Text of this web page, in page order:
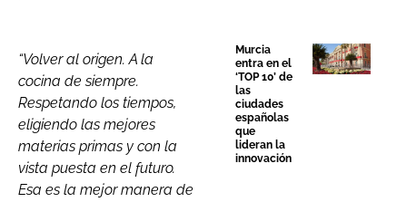
“Volver al origen. A la
cocina de siempre.
Respetando los tiempos,
eligiendo las mejores
materias primas y con la
vista puesta en el futuro.
Esa es la mejor manera de
Murcia
entra en el
‘TOP 10’ de
las
ciudades
españolas
que
lideran la
innovación